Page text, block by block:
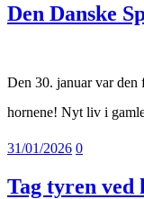
Den Danske
Den 30. januar var den
hornene! Nyt liv i
31/01/2026 0
Tag tyren ved